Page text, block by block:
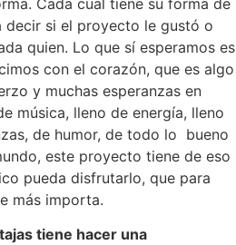
decir si el proyecto le gustó o
quien. Lo que sí esperamos es
con el corazón, que es algo
y muchas esperanzas en
música, lleno de energía, lleno
de humor, de todo lo bueno
este proyecto tiene de eso
pueda disfrutarlo, que para
más importa.
tiene hacer una